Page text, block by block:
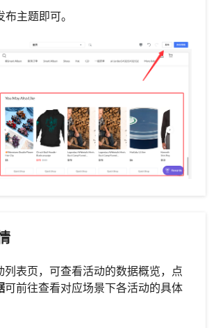
主题即可。
列表页，可查看活动的数据概览，点
可前往查看对应场景下各活动的具体